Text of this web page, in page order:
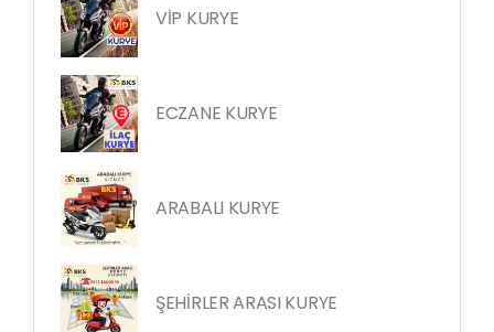
VİP KURYE
ECZANE KURYE
ARABALI KURYE
ŞEHİRLER ARASI KURYE